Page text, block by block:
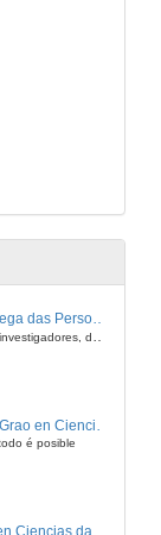
G-Night 2023. Noite Galega das Persoas Investigadoras. Conciencias creativas
é posible